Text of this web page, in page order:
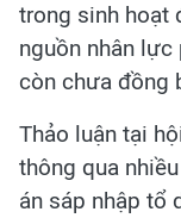
trong sinh hoạt
nguồn nhân lực
còn chưa đồng
Thảo luận tại
thông qua
án sáp nhập tổ